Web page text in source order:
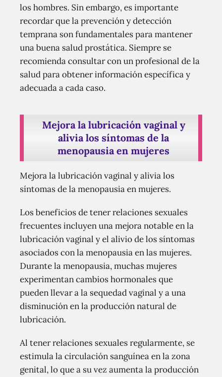
los hombres. Sin embargo, es importante
recordar que la prevención y detección
temprana son fundamentales para mantener
una buena salud prostática. Siempre se
recomienda consultar con un profesional de la
salud para obtener información específica y
adecuada a cada caso.
Mejora la lubricación vaginal y
alivia los síntomas de la
menopausia en mujeres
Mejora la lubricación vaginal y alivia los
síntomas de la menopausia en mujeres.
Los beneficios de tener relaciones sexuales
frecuentes incluyen una mejora notable en la
lubricación vaginal y el alivio de los síntomas
asociados con la menopausia en las mujeres.
Durante la menopausia, muchas mujeres
experimentan cambios hormonales que
pueden llevar a la sequedad vaginal y a una
disminución en la producción natural de
lubricación.
Al tener relaciones sexuales regularmente, se
estimula la circulación sanguínea en la zona
genital, lo que a su vez aumenta la producción